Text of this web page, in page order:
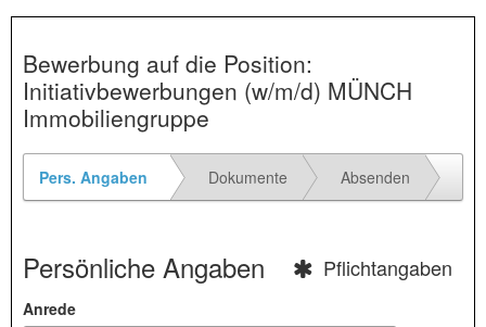
Bewerbung auf die Position:
Initiativbewerbungen (w/m/d) MÜNCH
Immobiliengruppe
Pers. Angaben Dokumente Absenden
Persönliche Angaben Pflichtangaben
Anrede